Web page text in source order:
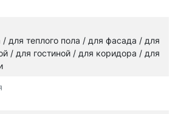
для теплого пола / для фасада / для
/ для гостиной / для коридора / для